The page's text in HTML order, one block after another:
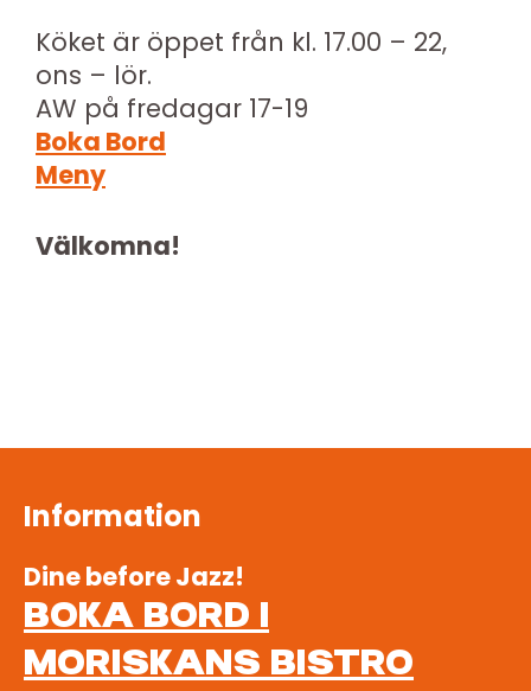
Köket är öppet från kl. 17.00 – 22,
ons – lör.
AW på fredagar 17-19
Boka Bord
Meny
Välkomna!
Information
Dine before Jazz!
BOKA BORD I
MORISKANS BISTRO